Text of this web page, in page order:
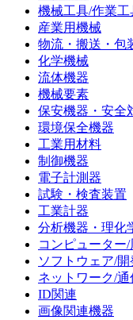
機械工具/作業工
産業用機械
物流・搬送・包
化学機械
流体機器
機械要素
保安機器・安全
環境保全機器
工業用材料
制御機器
電子計測器
試験・検査装置
工業計器
分析機器・理化
コンピューター
ソフトウェア/
ネットワーク/通
ID関連
画像関連機器